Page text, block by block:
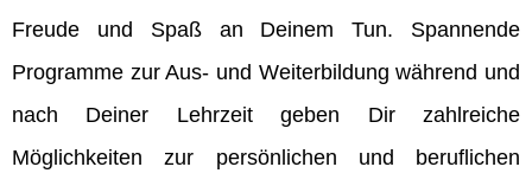
Freude und Spaß an Deinem Tun. Spannende
Programme zur Aus- und Weiterbildung während und
nach Deiner Lehrzeit geben Dir zahlreiche
Möglichkeiten zur persönlichen und beruflichen